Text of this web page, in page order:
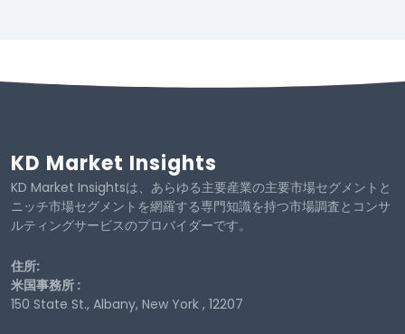
KD Market Insights
KD Market Insightsは、あらゆる主要産業の主要市場セグメントと
ニッチ市場セグメントを網羅する専門知識を持つ市場調査とコンサ
ルティングサービスのプロバイダーです。
住所:
米国事務所 :
150 State St., Albany, New York , 12207